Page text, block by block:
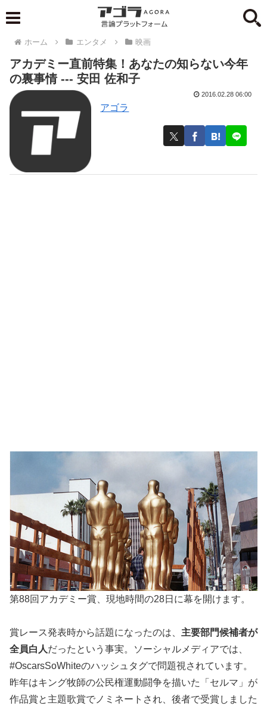
ホーム エンタメ 映画
アカデミー直前特集！あなたの知らない今年
の裏事情 --- 安田 佐和子
アゴラ
2016.02.28 06:00
第88回アカデミー賞、現地時間の28日に幕を開けます。
賞レース発表時から話題になったのは、 主要部門候補者が
全員白人だったという事実。ソーシャルメディアでは、
#OscarsSoWhiteのハッシュタグで問題視されています。
昨年はキング牧師の公民権運動闘争を描いた「セルマ」が
作品賞と主題歌賞でノミネートされ、後者で受賞しました